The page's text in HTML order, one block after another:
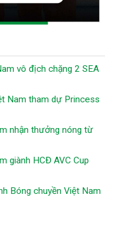
vô địch chặng 2 SEA
Nam tham dự Princess
nhận thưởng nóng từ
giành HCĐ AVC Cup
Bóng chuyền Việt Nam